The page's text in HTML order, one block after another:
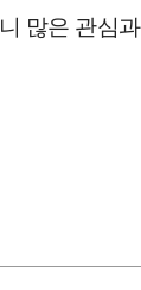
많은 관심